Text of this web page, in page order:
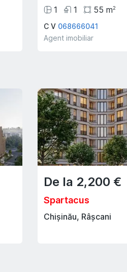
1
1 55 m2
C V 068666041
Agent imobiliar
De la 2,200 €
Spartacus
Chișinău, Râșcani